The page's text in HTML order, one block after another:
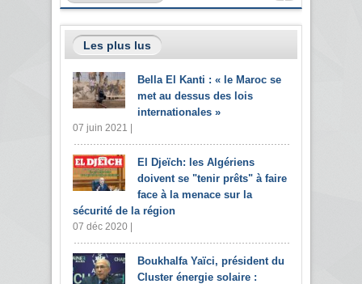
Les plus lus
Bella El Kanti : « le Maroc se
met au dessus des lois
internationales »
07 juin 2021 |
El Djeïch: les Algériens
doivent se "tenir prêts" à faire
face à la menace sur la
sécurité de la région
07 déc 2020 |
Boukhalfa Yaïci, président du
Cluster énergie solaire :